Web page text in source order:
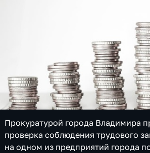
Прокуратурой города Владимира
проверка соблюдения трудового
на одном из предприятий города